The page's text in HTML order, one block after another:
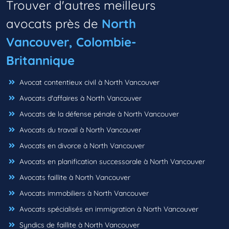
Trouver d'autres meilleurs
avocats près de North
Vancouver, Colombie-
Britannique
Avocat contentieux civil à North Vancouver
Avocats d'affaires à North Vancouver
Avocats de la défense pénale à North Vancouver
Avocats du travail à North Vancouver
Avocats en divorce à North Vancouver
Avocats en planification successorale à North Vancouver
Avocats faillite à North Vancouver
Avocats immobiliers à North Vancouver
Avocats spécialisés en immigration à North Vancouver
Syndics de faillite à North Vancouver